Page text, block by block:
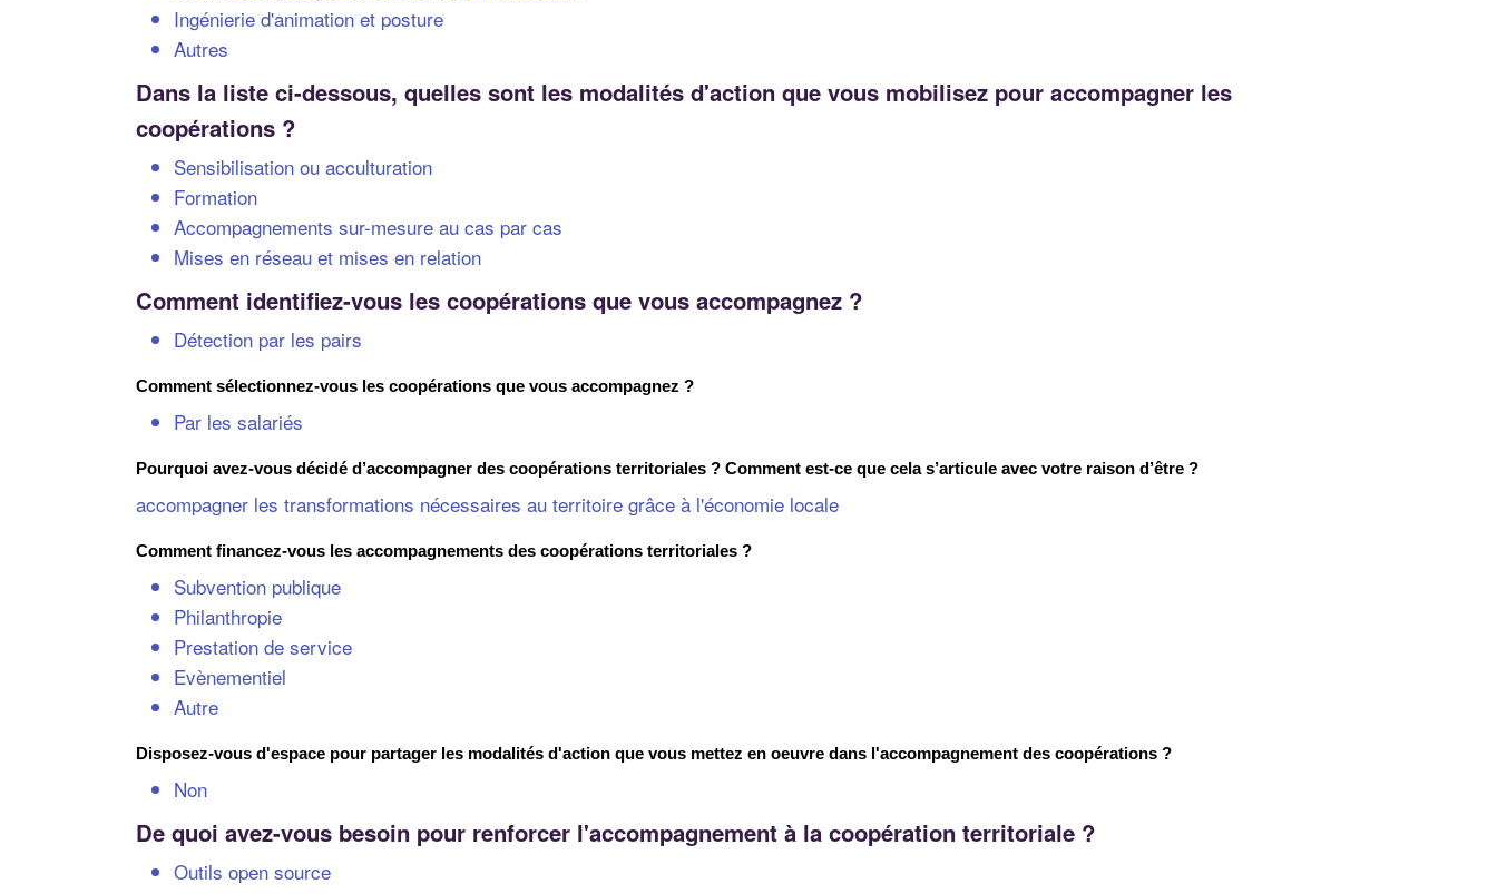
Ingénierie d'animation et posture
Autres
Dans la liste ci-dessous, quelles sont les modalités d'action que vous mobilisez pour accompagner les
coopérations ?
Sensibilisation ou acculturation
Formation
Accompagnements sur-mesure au cas par cas
Mises en réseau et mises en relation
Comment identifiez-vous les coopérations que vous accompagnez ?
Détection par les pairs
Comment sélectionnez-vous les coopérations que vous accompagnez ?
Par les salariés
Pourquoi avez-vous décidé d’accompagner des coopérations territoriales ? Comment est-ce que cela s’articule avec votre raison d’être ?
accompagner les transformations nécessaires au territoire grâce à l'économie locale
Comment financez-vous les accompagnements des coopérations territoriales ?
Subvention publique
Philanthropie
Prestation de service
Evènementiel
Autre
Disposez-vous d'espace pour partager les modalités d'action que vous mettez en oeuvre dans l'accompagnement des coopérations ?
Non
De quoi avez-vous besoin pour renforcer l'accompagnement à la coopération territoriale ?
Outils open source